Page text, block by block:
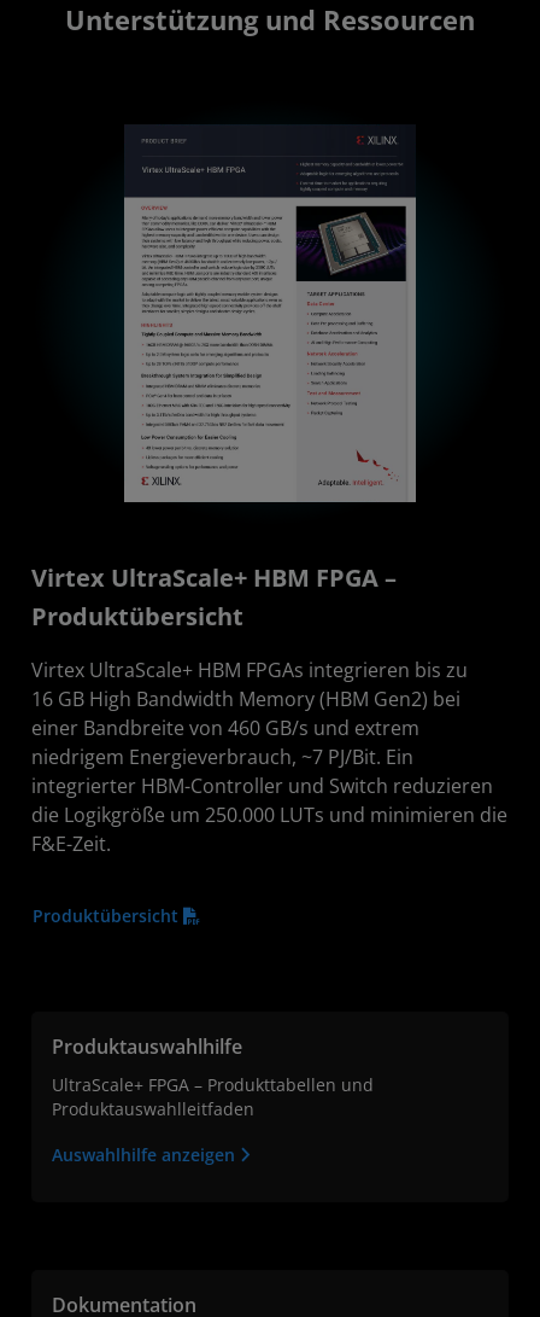
Unterstützung und Ressourcen
Virtex UltraScale+ HBM FPGA –
Produktübersicht
Virtex UltraScale+ HBM FPGAs integrieren bis zu
16 GB High Bandwidth Memory (HBM Gen2) bei
einer Bandbreite von 460 GB/s und extrem
niedrigem Energieverbrauch, ~7 PJ/Bit. Ein
integrierter HBM-Controller und Switch reduzieren
die Logikgröße um 250.000 LUTs und minimieren die
F&E-Zeit.
Produktübersicht
Produktauswahlhilfe
UltraScale+ FPGA – Produkttabellen und
Produktauswahlleitfaden
Auswahlhilfe anzeigen
Dokumentation